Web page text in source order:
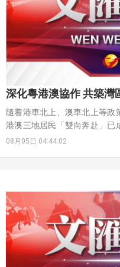
深化粵港澳
隨着港車北上、澳車北上等政
港澳三地居民「雙向奔赴」已
頻密，消費權益保障更受關注
域，消費規則存在差異，過
門、維權成本高的難題。
08月05日 04:44:02